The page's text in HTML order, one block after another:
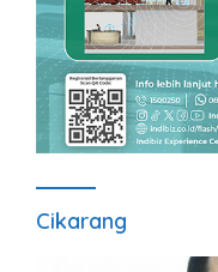
Cikarang